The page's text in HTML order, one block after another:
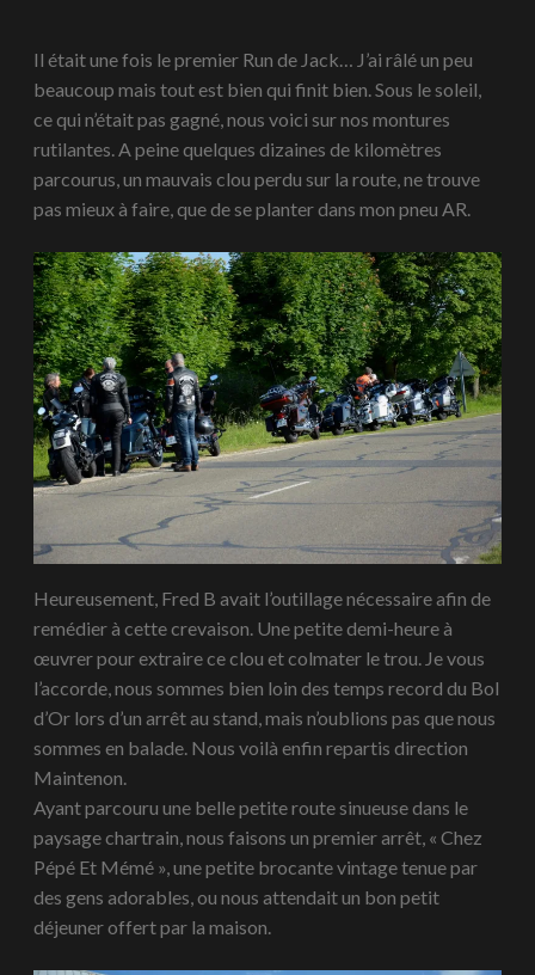
Il était une fois le premier Run de Jack… J’ai râlé un peu
beaucoup mais tout est bien qui finit bien. Sous le soleil,
ce qui n’était pas gagné, nous voici sur nos montures
rutilantes. A peine quelques dizaines de kilomètres
parcourus, un mauvais clou perdu sur la route, ne trouve
pas mieux à faire, que de se planter dans mon pneu AR.
Heureusement, Fred B avait l’outillage nécessaire afin de
remédier à cette crevaison. Une petite demi-heure à
œuvrer pour extraire ce clou et colmater le trou. Je vous
l’accorde, nous sommes bien loin des temps record du Bol
d’Or lors d’un arrêt au stand, mais n’oublions pas que nous
sommes en balade. Nous voilà enfin repartis direction
Maintenon.
Ayant parcouru une belle petite route sinueuse dans le
paysage chartrain, nous faisons un premier arrêt, « Chez
Pépé Et Mémé », une petite brocante vintage tenue par
des gens adorables, ou nous attendait un bon petit
déjeuner offert par la maison.